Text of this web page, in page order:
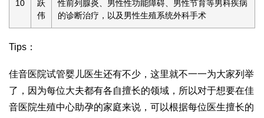
10
跃
伟
性前列腺炎、男性性功能障碍、男性节育等男科疾病
的诊断治疗，以及男性生殖系统外科手术
Tips：
佳音医院试管婴儿医生还有不少，这里就不一一为大家列举
了，因为每位大夫都有各自擅长的领域，所以对于想要在佳
音医院生殖中心助孕的家庭来说，可以根据每位医生擅长的